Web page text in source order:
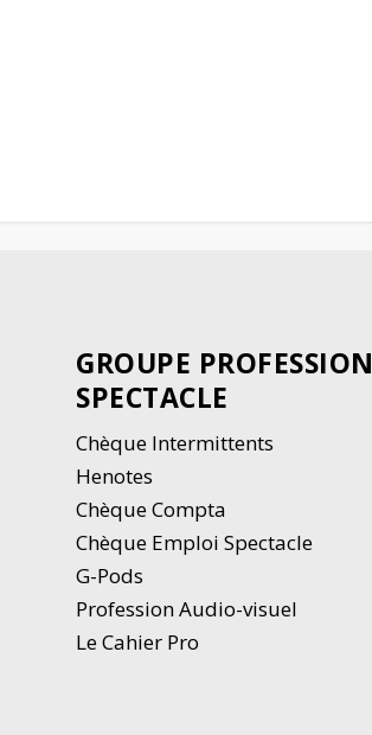
GROUPE PROFESSION
SPECTACLE
Chèque Intermittents
Henotes
Chèque Compta
Chèque Emploi Spectacle
G-Pods
Profession Audio-visuel
Le Cahier Pro